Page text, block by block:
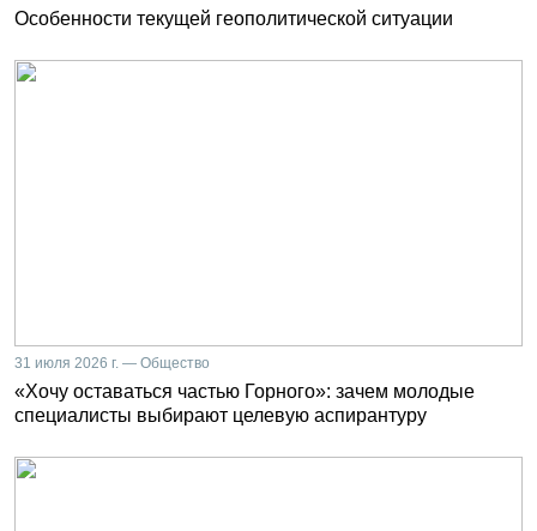
Особенности текущей геополитической ситуации
31 июля 2026 г. — Общество
«Хочу оставаться частью Горного»: зачем молодые
специалисты выбирают целевую аспирантуру